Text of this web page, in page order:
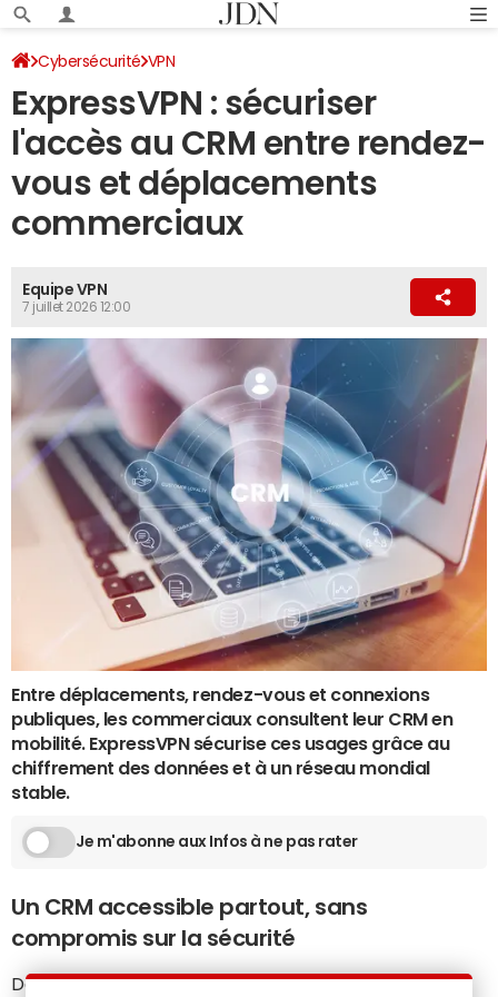
Cybersécurité VPN
ExpressVPN : sécuriser
l'accès au CRM entre rendez-
vous et déplacements
commerciaux
Equipe VPN
7 juillet 2026 12:00
Entre déplacements, rendez-vous et connexions
publiques, les commerciaux consultent leur CRM en
mobilité. ExpressVPN sécurise ces usages grâce au
chiffrement des données et à un réseau mondial
stable.
Je m'abonne aux Infos à ne pas rater
Un CRM accessible partout, sans
compromis sur la sécurité
Dans une journée commerciale, les données clients ne